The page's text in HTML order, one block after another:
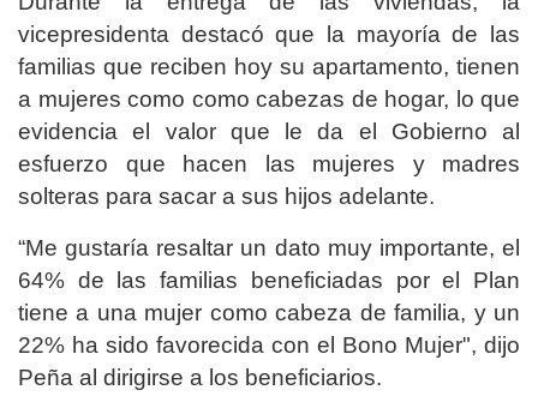
vicepresidenta destacó que la mayoría de las
familias que reciben hoy su apartamento, tienen
a mujeres como como cabezas de hogar, lo que
evidencia el valor que le da el Gobierno al
esfuerzo que hacen las mujeres y madres
solteras para sacar a sus hijos adelante.
“Me gustaría resaltar un dato muy importante, el
64% de las familias beneficiadas por el Plan
tiene a una mujer como cabeza de familia, y un
22% ha sido favorecida con el Bono Mujer", dijo
Peña al dirigirse a los beneficiarios.